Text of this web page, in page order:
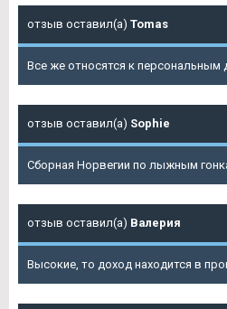
отзыв оставил(а) Tomas
Все же относятся к персональным
отзыв оставил(а) Sophie
Сборная Норвегии по лыжным
отзыв оставил(а) Валерия
Высокие, то доход находится в